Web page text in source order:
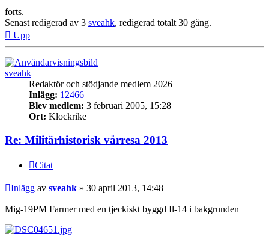
forts.
Senast redigerad av 3 sveahk, redigerad totalt 30 gång.
Upp
sveahk
Redaktör och stödjande medlem 2026
Inlägg: 12466
Blev medlem: 3 februari 2005, 15:28
Ort: Klockrike
Re: Militärhistorisk vårresa 2013
Citat
Inlägg av sveahk » 30 april 2013, 14:48
Mig-19PM Farmer med en tjeckiskt byggd Il-14 i bakgrunden